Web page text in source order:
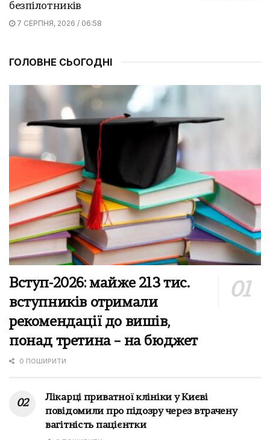
безпілотників
7 СЕРПНЯ, 2026 / 06:58
ГОЛОВНЕ СЬОГОДНІ
Вступ-2026: майже 213 тис.
вступників отримали
рекомендації до вишів,
понад третина – на бюджет
0 ПОШИРИТИ
Лікарці приватної клініки у Києві
повідомили про підозру через втрачену
вагітність пацієнтки